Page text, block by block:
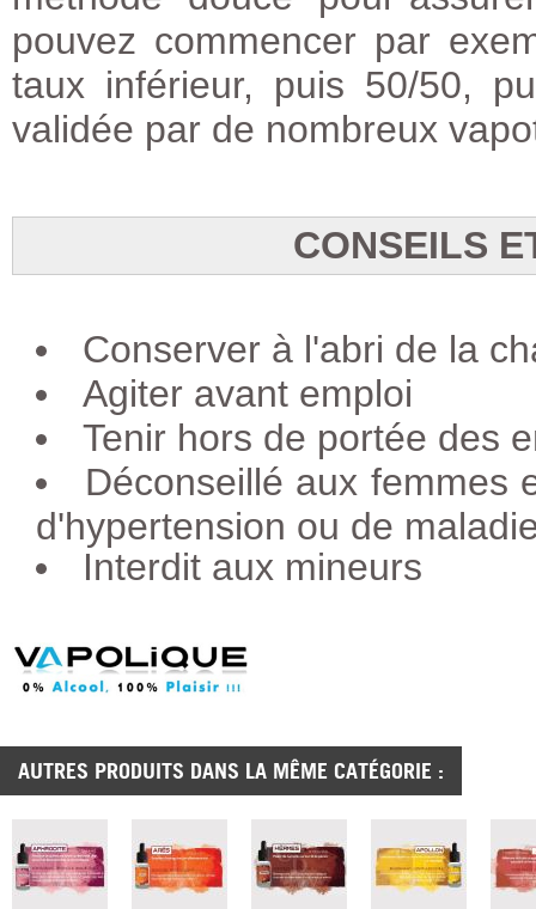
pouvez commencer par
taux inférieur, puis 50/50,
validée par de nombreux
CONSEILS
Conserver à l'abri de la
Agiter avant emploi
Tenir hors de portée des
Déconseillé aux femmes
d'hypertension ou de
Interdit aux mineurs
AUTRES PRODUITS DANS LA MÊME CATÉGORIE :